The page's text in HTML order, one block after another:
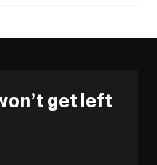
get left